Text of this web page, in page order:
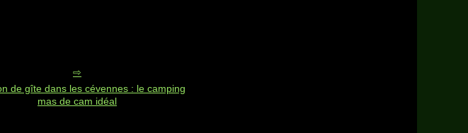
de gîte dans les cévennes : le camping
mas de cam idéal